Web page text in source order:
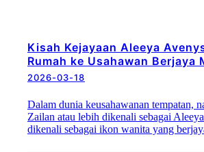
Kisah Kejayaan Aleeya
Rumah ke Usahawan Berjaya
2026-03-18
Dalam dunia keusahawanan tempatan,
Zailan atau lebih dikenali sebagai
dikenali sebagai ikon wanita yang